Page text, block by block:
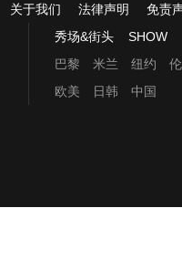
关于我们 法律声明 免责
秀场&街头 SHOW
巴黎
米兰 纽约
欧美
日韩 中国